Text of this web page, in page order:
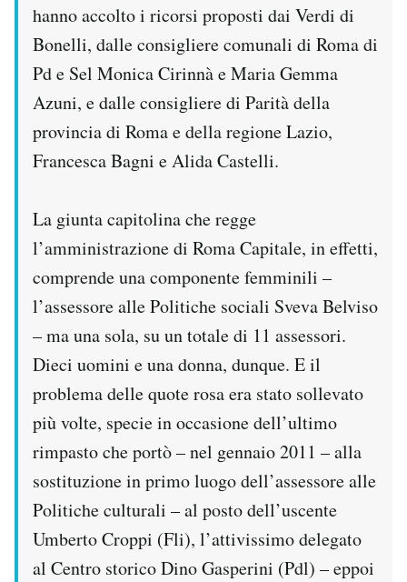
I MIEI PREFERITI
SHOP
CALENDARIO
AREA PERSONALE
Area Personale
Newsletter
Notifiche mobile
Regala il Post
hanno accolto i ricorsi proposti dai Verdi di
Bonelli, dalle consigliere comunali di Roma di
Pd e Sel Monica Cirinnà e Maria Gemma
Azuni, e dalle consigliere di Parità della
provincia di Roma e della regione Lazio,
Francesca Bagni e Alida Castelli.
La giunta capitolina che regge
l’amministrazione di Roma Capitale, in effetti,
comprende una componente femminili –
l’assessore alle Politiche sociali Sveva Belviso
– ma una sola, su un totale di 11 assessori.
Dieci uomini e una donna, dunque. E il
problema delle quote rosa era stato sollevato
più volte, specie in occasione dell’ultimo
rimpasto che portò – nel gennaio 2011 – alla
sostituzione in primo luogo dell’assessore alle
Politiche culturali – al posto dell’uscente
Umberto Croppi (Fli), l’attivissimo delegato
al Centro storico Dino Gasperini (Pdl) – eppoi